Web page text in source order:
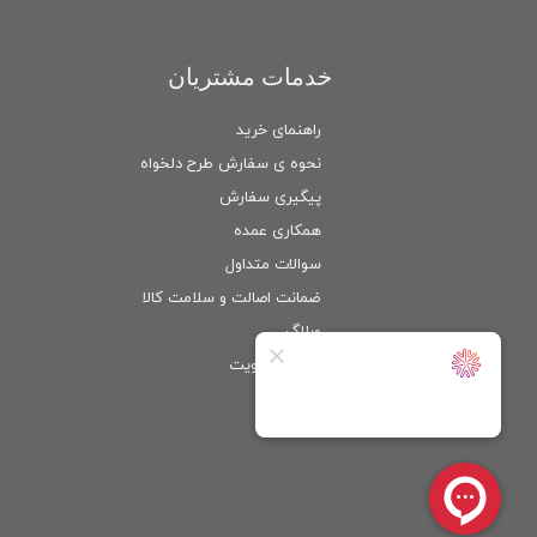
راهنمای خرید
نحوه ی سفارش طرح دلخواه
پیگیری سفارش
همکاری عمده
سوالات متداول
ضمانت اصالت و سلامت كالا
وبلاگ
خدمات مشتریان
عضویت